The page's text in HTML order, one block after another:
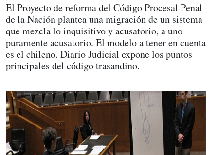
El Proyecto de reforma del Código Procesal Penal
de la Nación plantea una migración de un sistema
que mezcla lo inquisitivo y acusatorio, a uno
puramente acusatorio. El modelo a tener en cuenta
es el chileno. Diario Judicial expone los puntos
principales del código trasandino.